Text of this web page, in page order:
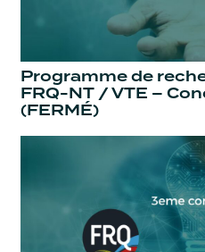
Programme de
FRQ-NT / VTE –
(FERMÉ)